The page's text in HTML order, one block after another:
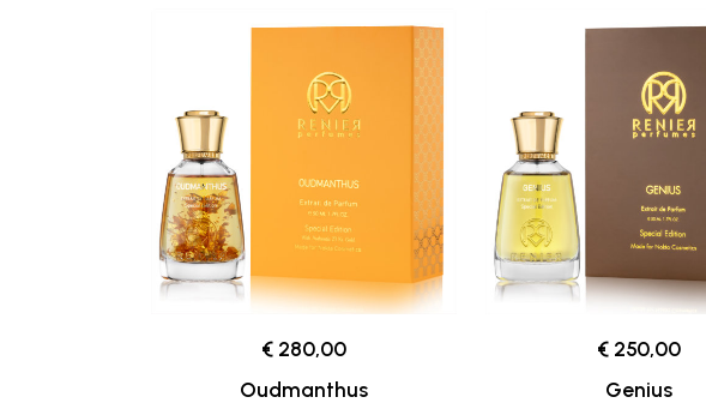
€ 280,00
Oudmanthus
€ 250,00
Genius